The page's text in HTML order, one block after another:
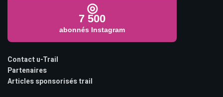
◎
7 500
abonnés Instagram
Contact u-Trail
Partenaires
Articles sponsorisés trail